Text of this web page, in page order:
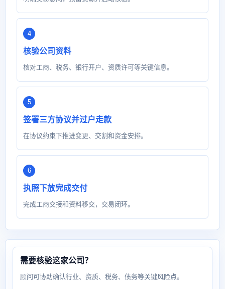
核验公司资料
核对工商、税务、银行开户、资质许可等关键信息。
签署三方协议并过户走款
在协议约束下推进变更、交割和资金安排。
执照下放完成交付
完成工商交接和资料移交，交易闭环。
需要核验这家公司？
顾问可协助确认行业、资质、税务、债务等关键风险点。